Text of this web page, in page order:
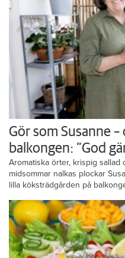
Gör som Susanne
balkongen: ”God
Aromatiska örter, krispig
midsommar nalkas plockar
lilla köksträdgården på